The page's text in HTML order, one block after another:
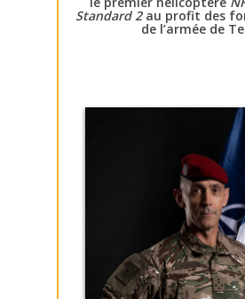
Standard 2au profit des
de l’armée de